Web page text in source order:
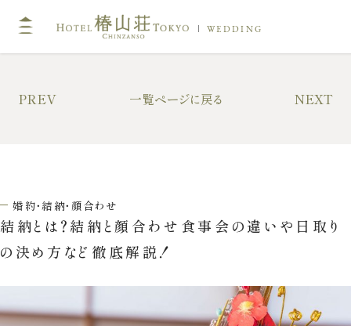
WEDDING
神社挙式
ドレス・和装
婚約・結納・顔合わせ
結納とは？結納と顔合わせ食事会の違いや日取り
の決め方など徹底解説！
PREV 一覧ページに戻る NEXT